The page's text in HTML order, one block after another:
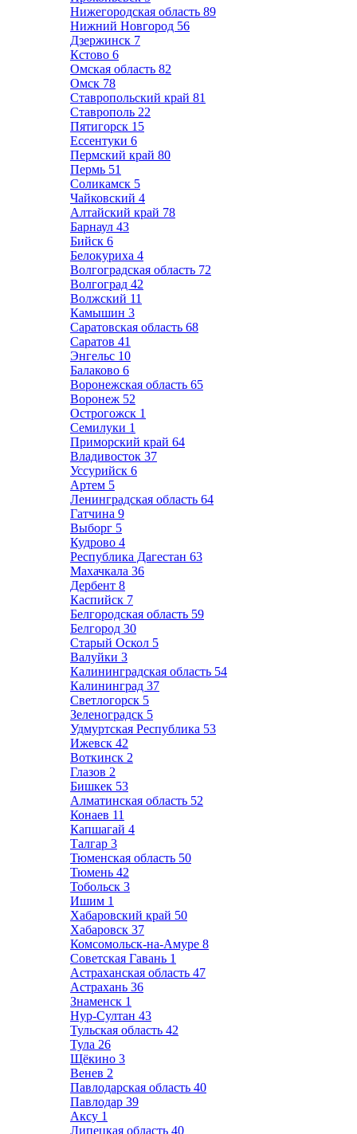
Нижегородская область 89
Нижний Новгород 56
Дзержинск 7
Кстово 6
Омская область 82
Омск 78
Ставропольский край 81
Ставрополь 22
Пятигорск 15
Ессентуки 6
Пермский край 80
Пермь 51
Соликамск 5
Чайковский 4
Алтайский край 78
Барнаул 43
Бийск 6
Белокуриха 4
Волгоградская область 72
Волгоград 42
Волжский 11
Камышин 3
Саратовская область 68
Саратов 41
Энгельс 10
Балаково 6
Воронежская область 65
Воронеж 52
Острогожск 1
Семилуки 1
Приморский край 64
Владивосток 37
Уссурийск 6
Артем 5
Ленинградская область 64
Гатчина 9
Выборг 5
Кудрово 4
Республика Дагестан 63
Махачкала 36
Дербент 8
Каспийск 7
Белгородская область 59
Белгород 30
Старый Оскол 5
Валуйки 3
Калининградская область 54
Калининград 37
Светлогорск 5
Зеленоградск 5
Удмуртская Республика 53
Ижевск 42
Воткинск 2
Глазов 2
Бишкек 53
Алматинская область 52
Конаев 11
Капшагай 4
Талгар 3
Тюменская область 50
Тюмень 42
Тобольск 3
Ишим 1
Хабаровский край 50
Хабаровск 37
Комсомольск-на-Амуре 8
Советская Гавань 1
Астраханская область 47
Астрахань 36
Знаменск 1
Нур-Султан 43
Тульская область 42
Тула 26
Щёкино 3
Венев 2
Павлодарская область 40
Павлодар 39
Аксу 1
Липецкая область 40